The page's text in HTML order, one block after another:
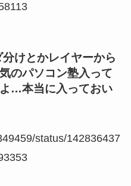
けとかレイヤーから
のパソコン塾入って
…本当に入っておい
status/142836437